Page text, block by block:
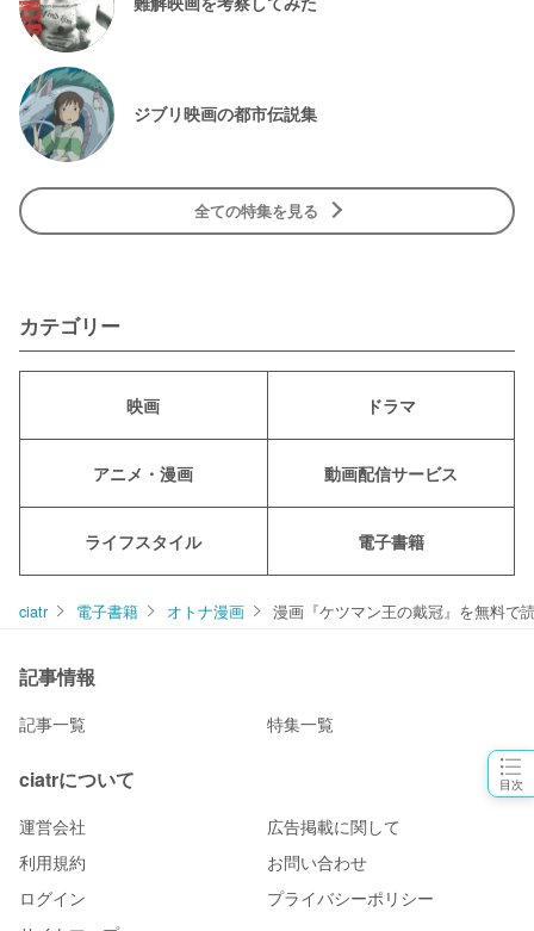
目次
ジブリ映画の都市伝説集
全ての特集を見る
カテゴリー
映画 ドラマ
アニメ・漫画 動画配信サービス
ライフスタイル 電子書籍
ciatr 電子書籍 オトナ漫画 漫画『ケツマン王の戴冠』を無料で
記事情報
記事一覧 特集一覧
ciatrについて
運営会社
広告掲載に関して
利用規約
お問い合わせ
ログイン
プライバシーポリシー